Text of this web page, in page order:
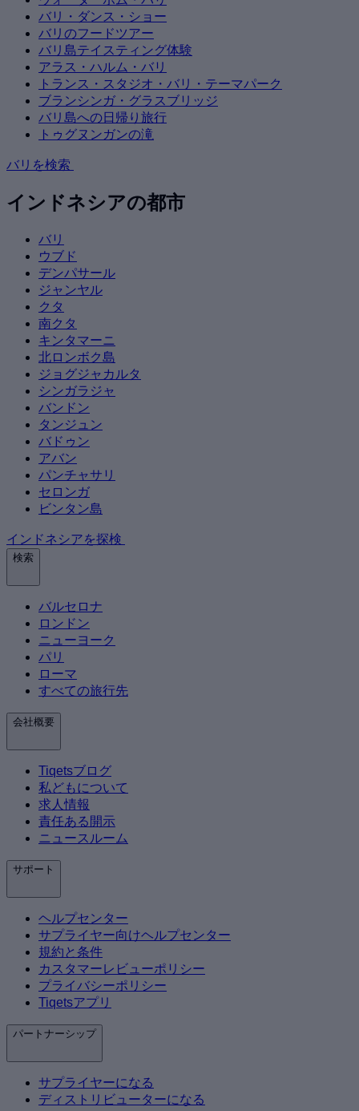
バリ・ダンス・ショー
バリのフードツアー
バリ島テイスティング体験
アラス・ハルム・バリ
トランス・スタジオ・バリ・テーマパーク
ブランシンガ・グラスブリッジ
バリ島への日帰り旅行
トゥグヌンガンの滝
バリを検索
インドネシアの都市
バリ
ウブド
デンパサール
ジャンヤル
クタ
南クタ
キンタマーニ
北ロンボク島
ジョグジャカルタ
シンガラジャ
バンドン
タンジュン
バドゥン
アバン
パンチャサリ
セロンガ
ビンタン島
インドネシアを探検
検索
バルセロナ
ロンドン
ニューヨーク
パリ
ローマ
すべての旅行先
会社概要
Tiqetsブログ
私どもについて
求人情報
責任ある開示
ニュースルーム
サポート
ヘルプセンター
サプライヤー向けヘルプセンター
規約と条件
カスタマーレビューポリシー
プライバシーポリシー
Tiqetsアプリ
パートナーシップ
サプライヤーになる
ディストリビューターになる